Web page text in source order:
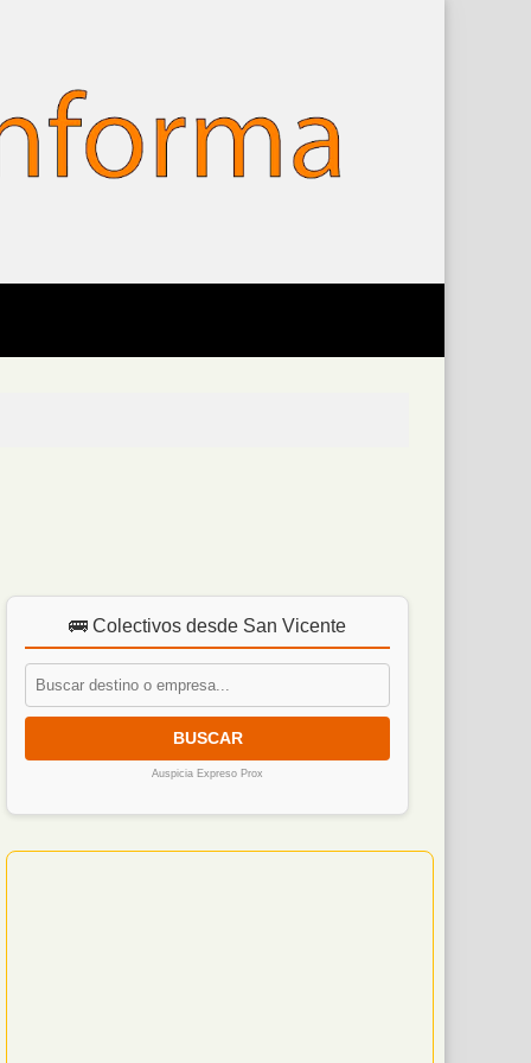
🚌 Colectivos desde San Vicente
BUSCAR
Auspicia Expreso Prox